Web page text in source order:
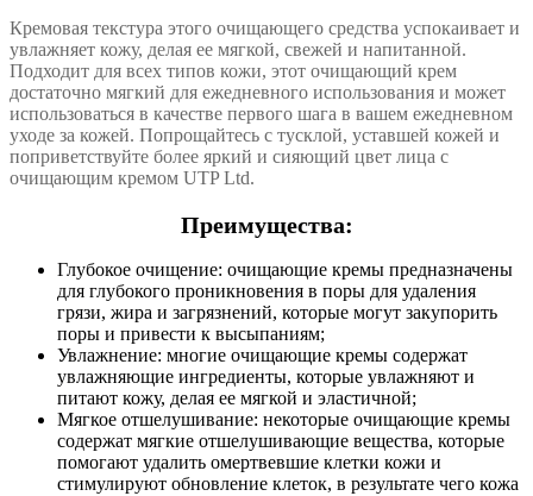
Кремовая текстура этого очищающего средства успокаивает и
увлажняет кожу, делая ее мягкой, свежей и напитанной.
Подходит для всех типов кожи, этот очищающий крем
достаточно мягкий для ежедневного использования и может
использоваться в качестве первого шага в вашем ежедневном
уходе за кожей. Попрощайтесь с тусклой, уставшей кожей и
поприветствуйте более яркий и сияющий цвет лица с
очищающим кремом UTP Ltd.
Преимущества:
Глубокое очищение: очищающие кремы предназначены
для глубокого проникновения в поры для удаления
грязи, жира и загрязнений, которые могут закупорить
поры и привести к высыпаниям;
Увлажнение: многие очищающие кремы содержат
увлажняющие ингредиенты, которые увлажняют и
питают кожу, делая ее мягкой и эластичной;
Мягкое отшелушивание: некоторые очищающие кремы
содержат мягкие отшелушивающие вещества, которые
помогают удалить омертвевшие клетки кожи и
стимулируют обновление клеток, в результате чего кожа